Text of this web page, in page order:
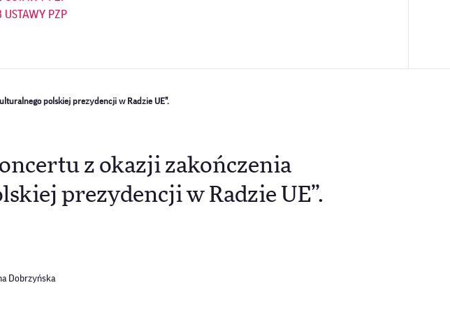
USTAWY PZP
polskiej prezydencji w Radzie UE”.
z okazji zakończenia
prezydencji w Radzie UE”.
Dobrzyńska